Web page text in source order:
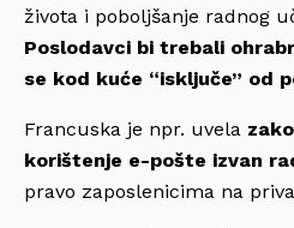
života i poboljšanje radnog
Poslodavci bi trebali
se kod kuće “isključe” od
Francuska je npr. uvela
korištenje e-pošte izvan
pravo zaposlenicima na